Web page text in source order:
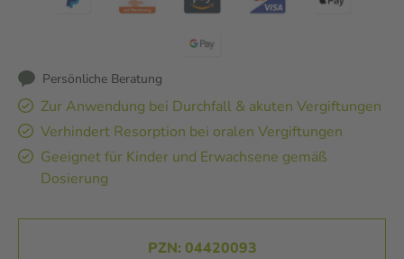
Persönliche Beratung
Zur Anwendung bei Durchfall & akuten Vergiftungen
Verhindert Resorption bei oralen Vergiftungen
Geeignet für Kinder und Erwachsene gemäß
Dosierung
PZN: 04420093